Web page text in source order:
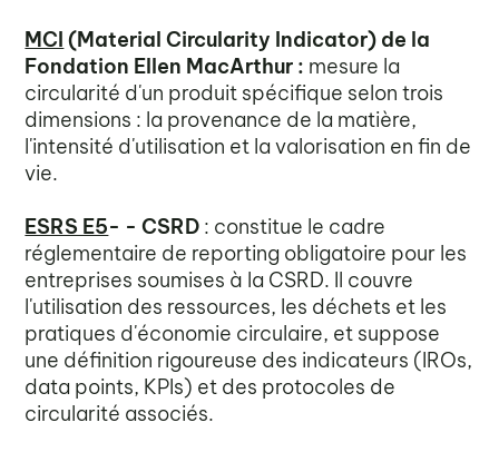
MCI (Material Circularity Indicator) de la
Fondation Ellen MacArthur : mesure la
circularité d'un produit spécifique selon trois
dimensions : la provenance de la matière,
l'intensité d'utilisation et la valorisation en fin de
vie.
ESRS E5- - CSRD : constitue le cadre
réglementaire de reporting obligatoire pour les
entreprises soumises à la CSRD. Il couvre
l'utilisation des ressources, les déchets et les
pratiques d'économie circulaire, et suppose
une définition rigoureuse des indicateurs (IROs,
data points, KPIs) et des protocoles de
circularité associés.